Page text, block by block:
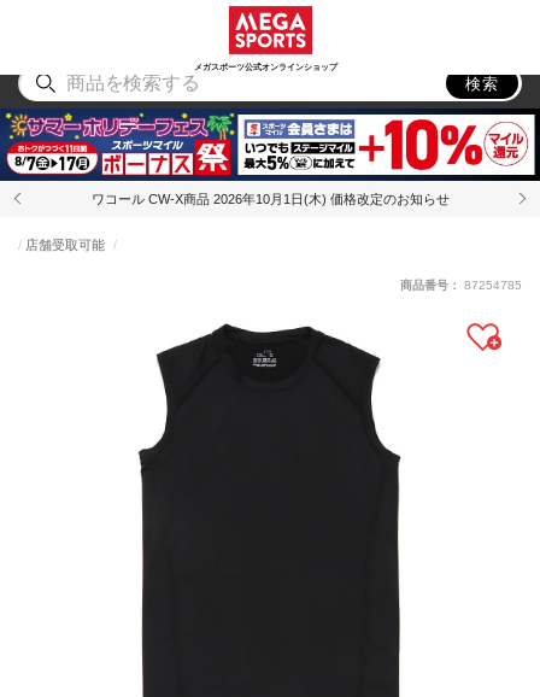
メガスポーツ公式オンラインショップ
アウトドア
検索
ワコール CW-X商品 2026年10月1日(木) 価格改定のお知らせ
店舗受取可能
商品番号： 87254785